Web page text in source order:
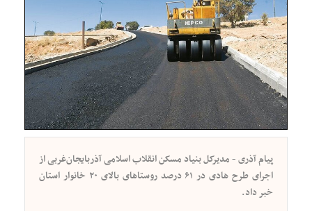
پیام آذری - مدیرکل بنیاد مسکن انقلاب اسلامی آذربایجان‌غربی از
اجرای طرح هادی در ۶۱ درصد روستاهای بالای ۲۰ خانوار استان
خبر داد.